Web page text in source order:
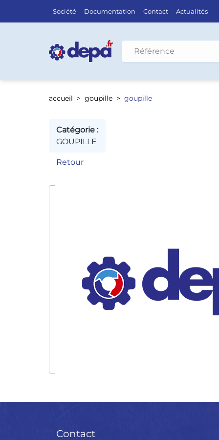
Société Documentation Contact Actualités
Rechercher par véhicule
accueil goupille goupille
Catégorie :
GOUPILLE
Retour
Contact